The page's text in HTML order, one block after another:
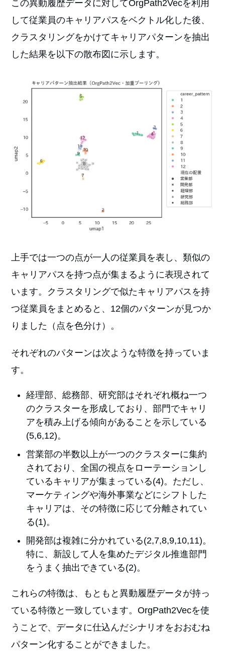
この異動履歴データに対してOrgPath2Vecを利用
して従業員のキャリアパスをベクトル化した後、
クラスタリングをかけてキャリアパターンを抽出
した結果を以下の散布図に示します。
上手では一つの点が一人の従業員を表し、類似の
キャリアパスを持つ点が集まるように表現されて
います。クラスタリングで似たキャリアパスを持
つ従業員をまとめると、12個のパターンが見つか
りました（点を色分け）。
それぞれのパターンは次ような特徴を持っていま
す。
経理部、総務部、研究部はそれぞれ概ね一つ
のクラスターを形成しており、部門でキャリ
アを積み上げる傾向があることを示している
(5,6,12)。
営業部の半数以上が一つのクラスターに集約
されており、全国の視点をローテーションし
ているキャリアが集まっている(4)。ただし、
マーケティングや海外事業などにシフトした
キャリアは、その特徴に応じて分離されてい
る(1)。
開発部は複雑に分かれている(2,7,8,9,10,11)。
特に、新設して人を集めたデジタル推進部門
をうまく抽出できている(2)。
これらの特徴は、もともと異動履歴データが持っ
ている特徴と一致しています。OrgPath2Vecを使
うことで、データに仕込んだシナリオをおおむね
パターン化することができました。